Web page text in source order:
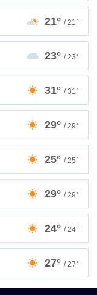
21° / 21°
23° / 23°
31° / 31°
29° / 29°
25° / 25°
29° / 29°
24° / 24°
27° / 27°